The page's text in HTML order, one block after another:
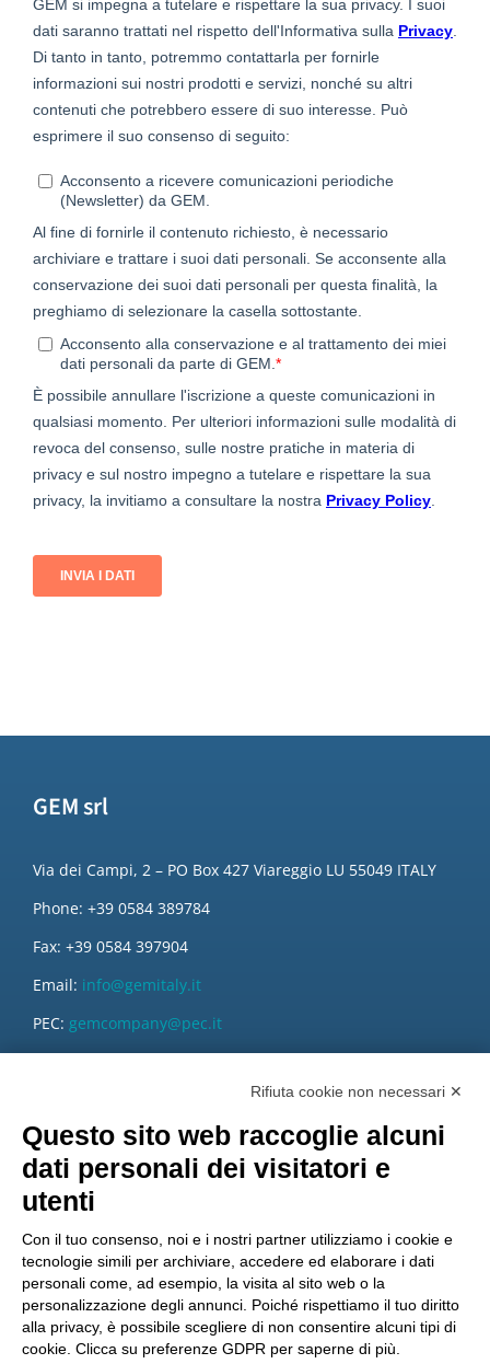
GEM srl
Via dei Campi, 2 – PO Box 427 Viareggio LU 55049 ITALY
Phone: +39 0584 389784
Fax: +39 0584 397904
Email: info@gemitaly.it
PEC: gemcompany@pec.it
Rifiuta cookie non necessari ✕
Questo sito web raccoglie alcuni
dati personali dei visitatori e
utenti
Con il tuo consenso, noi e i nostri partner utilizziamo i cookie e
tecnologie simili per archiviare, accedere ed elaborare i dati
personali come, ad esempio, la visita al sito web o la
personalizzazione degli annunci. Poiché rispettiamo il tuo diritto
alla privacy, è possibile scegliere di non consentire alcuni tipi di
cookie. Clicca su preferenze GDPR per saperne di più.